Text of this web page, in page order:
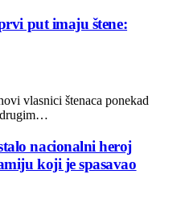
put imaju štene:
vlasnici štenaca ponekad
drugim…
nacionalni heroj
koji je spasavao